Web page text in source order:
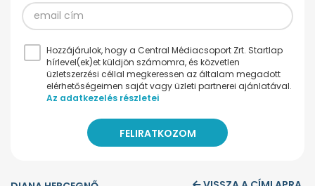
Hozzájárulok, hogy a Central Médiacsoport Zrt. Startlap
hírlevel(ek)et küldjön számomra, és közvetlen
üzletszerzési céllal megkeressen az általam megadott
elérhetőségeimen saját vagy üzleti partnerei ajánlatával.
Az adatkezelés részletei